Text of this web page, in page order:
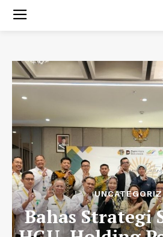
Bahas Strategi